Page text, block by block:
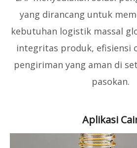
yang dirancang untuk
kebutuhan logistik massal
integritas produk, efisiensi
pengiriman yang aman di
pasokan.
Aplikasi